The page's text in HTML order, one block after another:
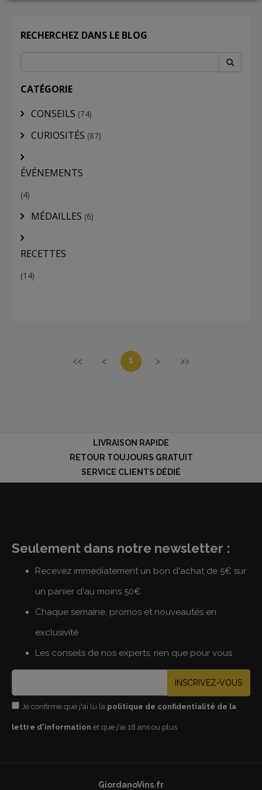
LOGIN
RECHERCHEZ DANS LE BLOG
CATÉGORIE
CONSEILS (74)
CURIOSITÉS (87)
ÉVÉNEMENTS
(4)
MÉDAILLES (6)
RECETTES
(14)
<< < 1 > >>
LIVRAISON RAPIDE
RETOUR TOUJOURS GRATUIT
SERVICE CLIENTS DÉDIÉ
Seulement dans notre newsletter :
Recevez immédiatement un bon d'achat de 5€ sur
un panier d'au moins 50€
Chaque semaine, promos et nouveautés en
exclusivité
Les conseils de nos experts, rien que pour vous
INSCRIVEZ-VOUS
Je confirme que j'ai lu la politique de confidentialité de la
lettre d'information et que j'ai 18 ans ou plus
GiordanoVins.fr